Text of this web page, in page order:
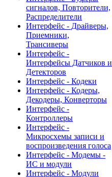
сигналов, Повторители,
Распределители
Интерфейс - Драйверы,
Приемники,
Трансиверы
Интерфейс -
Интерфейсы Датчиков и
Детекторов
Интерфейс - Кодеки
Интерфейс - Кодеры,
Декодеры, Конверторы
Интерфейс -
Контроллеры
Интерфейс -
Микросхемы записи и
воспроизведения голоса
Интерфейс - Модемы -
ИС и модули
Интерфейс - Модули